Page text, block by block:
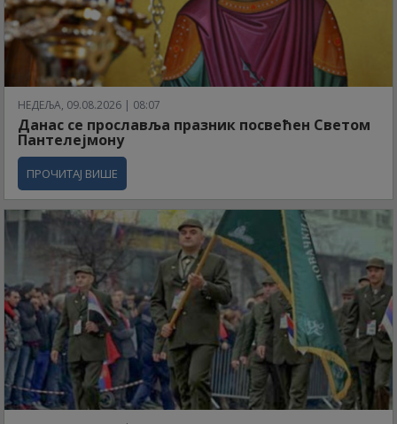
НЕДЕЉА, 09.08.2026 | 08:07
Данас се прославља празник посвећен Светом
Пантелејмону
ПРОЧИТАЈ ВИШЕ